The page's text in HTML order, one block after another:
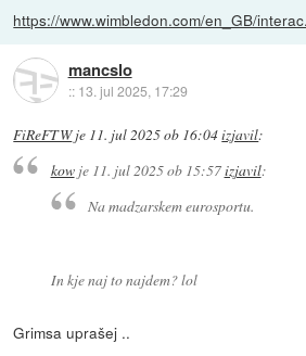
https://www.wimbledon.com/en_GB/
mancslo
:: 13. jul 2025, 17:29
FiReFTWje 11. jul 2025 ob 16:04izjavil:
kowje 11. jul 2025 ob 15:57izjavil:
Na madzarskem eurosportu.
In kje naj to najdem? lol
Grimsa uprašej ..